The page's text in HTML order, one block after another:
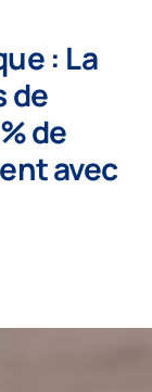
: La
de
de
avec